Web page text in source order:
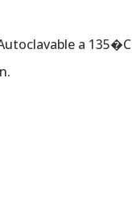
a 135�C